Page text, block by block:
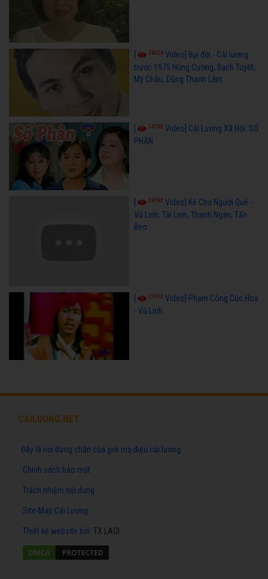
36026 Video] Bụi đời - Cải lương
trước 1975 Hùng Cường, Bạch Tuyết,
Mỹ Châu, Dũng Thanh Lâm
34590 Video] Cải Lương Xã Hội: SỐ
PHẬN
24595 Video] Kẻ Chợ Người Quê -
Vũ Linh, Tài Linh, Thanh Ngân, Tấn
Beo
23613 Video] Phạm Công Cúc Hoa
- Vũ Linh
CAILUONG.NET
Đây là nơi dừng chân của giới mộ điệu cải lương
Chính sách bảo mật
Trách nhiệm nội dung
Site-Map Cải Lương
Thiết kế website bởi: TX LAGI